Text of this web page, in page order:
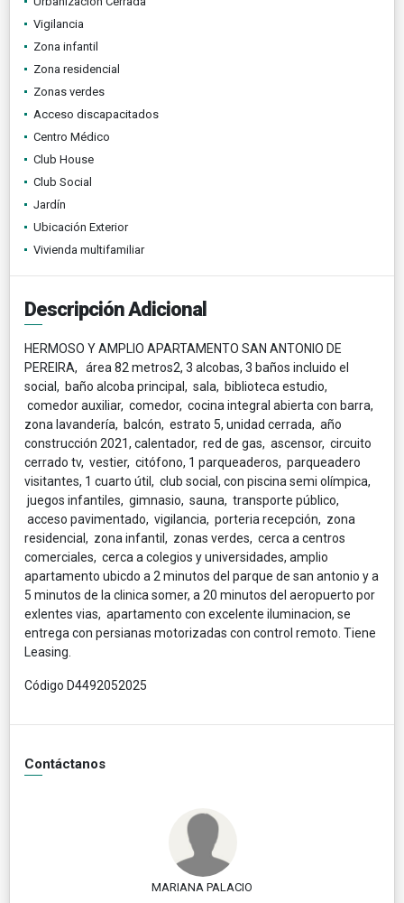
Vigilancia
Zona infantil
Zona residencial
Zonas verdes
Acceso discapacitados
Centro Médico
Club House
Club Social
Jardín
Ubicación Exterior
Vivienda multifamiliar
Descripción Adicional
HERMOSO Y AMPLIO APARTAMENTO SAN ANTONIO DE
PEREIRA, área 82 metros2, 3 alcobas, 3 baños incluido el
social, baño alcoba principal, sala, biblioteca estudio,
comedor auxiliar, comedor, cocina integral abierta con barra,
zona lavandería, balcón, estrato 5, unidad cerrada, año
construcción 2021, calentador, red de gas, ascensor, circuito
cerrado tv, vestier, citófono, 1 parqueaderos, parqueadero
visitantes, 1 cuarto útil, club social, con piscina semi olímpica,
juegos infantiles, gimnasio, sauna, transporte público,
acceso pavimentado, vigilancia, porteria recepción, zona
residencial, zona infantil, zonas verdes, cerca a centros
comerciales, cerca a colegios y universidades, amplio
apartamento ubicdo a 2 minutos del parque de san antonio y a
5 minutos de la clinica somer, a 20 minutos del aeropuerto por
exlentes vias, apartamento con excelente iluminacion, se
entrega con persianas motorizadas con control remoto. Tiene
Leasing.
Código D4492052025
Contáctanos
MARIANA PALACIO